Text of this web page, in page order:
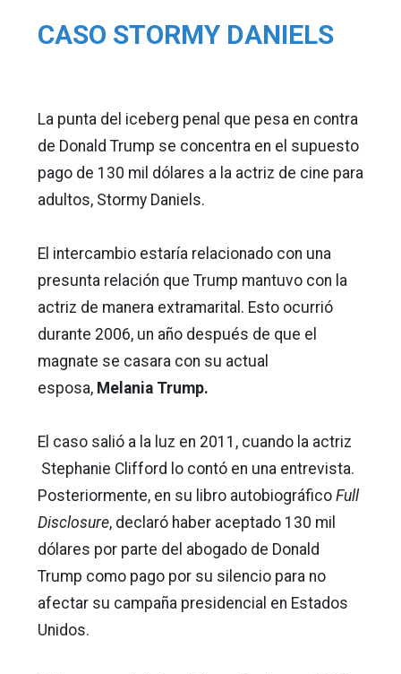
CASO STORMY DANIELS
La punta del iceberg penal que pesa en contra
de Donald Trump se concentra en el supuesto
pago de 130 mil dólares a la actriz de cine para
adultos, Stormy Daniels.
El intercambio estaría relacionado con una
presunta relación que Trump mantuvo con la
actriz de manera extramarital. Esto ocurrió
durante 2006, un año después de que el
magnate se casara con su actual
esposa, Melania Trump.
El caso salió a la luz en 2011, cuando la actriz
Stephanie Clifford lo contó en una entrevista.
Posteriormente, en su libro autobiográfico Full
Disclosure, declaró haber aceptado 130 mil
dólares por parte del abogado de Donald
Trump como pago por su silencio para no
afectar su campaña presidencial en Estados
Unidos.